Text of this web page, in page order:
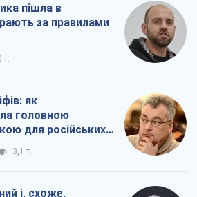
пішла в
за правилами
т.
як
головною
для російських
3,1 т.
і, схоже,